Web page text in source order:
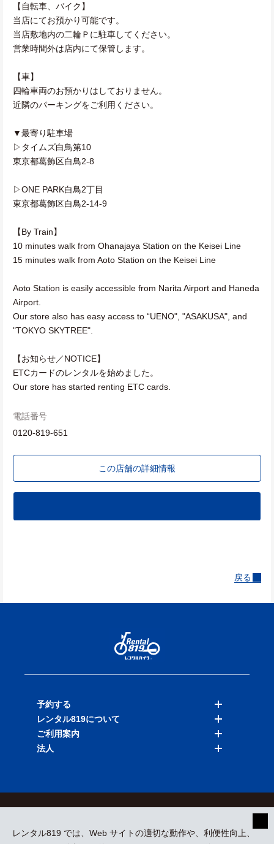
【自転車、バイク】
当店にてお預かり可能です。
当店敷地内の二輪Ｐに駐車してください。
営業時間外は店内にて保管します。
【車】
四輪車両のお預かりはしておりません。
近隣のパーキングをご利用ください。
▼最寄り駐車場
▷タイムズ白鳥第10
東京都葛飾区白鳥2-8
▷ONE PARK白鳥2丁目
東京都葛飾区白鳥2-14-9
【By Train】
10 minutes walk from Ohanajaya Station on the Keisei Line
15 minutes walk from Aoto Station on the Keisei Line
Aoto Station is easily accessible from Narita Airport and Haneda
Airport.
Our store also has easy access to “UENO", "ASAKUSA", and
"TOKYO SKYTREE".
【お知らせ／NOTICE】
ETCカードのレンタルを始めました。
Our store has started renting ETC cards.
電話番号
0120-819-651
この店舗の詳細情報
戻る
レンタル819 では、Web サイトの適切な動作や、利便性向上、
予約する
バイクを探す
店舗を探す
レンタル819について
料金表
ご利用案内
法人
採用情報
プレスリリース